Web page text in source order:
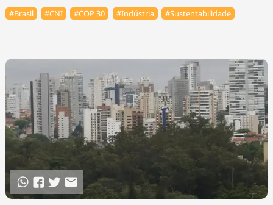
#Brasil #CNI #COP 30 #Indústria #Sustentabilidade